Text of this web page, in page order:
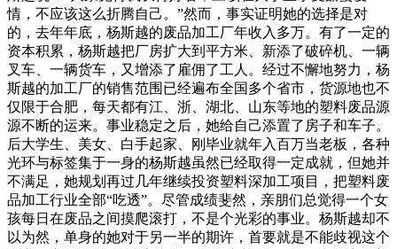
情，不应该这么折腾自己。”然而，事实证明她的选择是对
的，去年年底，杨斯越的废品加工厂年收入多万。有了一定的
资本积累，杨斯越把厂房扩大到平方米、新添了破碎机、一辆
叉车、一辆货车，又增添了雇佣了工人。经过不懈地努力，杨
斯越的加工厂的销售范围已经遍布全国多个省市，货源地也不
仅限于合肥，每天都有江、浙、湖北、山东等地的塑料废品源
源不断的运来。事业稳定之后，她给自己添置了房子和车子。
后大学生、美女、白手起家、刚毕业就年入百万当老板，各种
光环与标签集于一身的杨斯越虽然已经取得一定成就，但她并
不满足，她规划再过几年继续投资塑料深加工项目，把塑料废
品加工行业全部“吃透”。尽管成绩斐然，亲朋们总觉得一个女
孩每日在废品之间摸爬滚打，不是个光彩的事业。杨斯越却不
以为然，单身的她对于另一半的期许，首要就是不能歧视这个